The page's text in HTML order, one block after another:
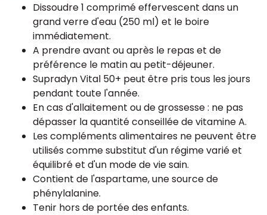
Dissoudre 1 comprimé effervescent dans un
grand verre d'eau (250 ml) et le boire
immédiatement.
A prendre avant ou après le repas et de
préférence le matin au petit-déjeuner.
Supradyn Vital 50+ peut être pris tous les jours
pendant toute l'année.
En cas d'allaitement ou de grossesse : ne pas
dépasser la quantité conseillée de vitamine A.
Les compléments alimentaires ne peuvent être
utilisés comme substitut d'un régime varié et
équilibré et d'un mode de vie sain.
Contient de l'aspartame, une source de
phénylalanine.
Tenir hors de portée des enfants.